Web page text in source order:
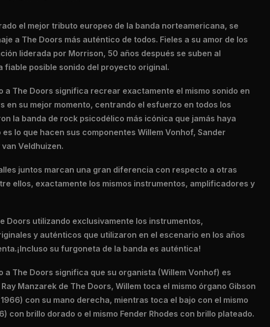
el mejor tributo europeo de la banda norteamericana, se
a The Doors más auténtico de todos. Fieles a su amor de los
liderada por Morrison, 50 años después se suben al
posible sonido del proyecto original.
a The Doors significa recrear exactamente el mismo sonido en
en su mejor momento, centrando el esfuerzo en todos los
la banda de rock psicodélico más icónica que jamás haya
lo que hacen sus componentes Willem Vonhof, Sander
Veldhuizen.
juntos marcan una gran diferencia con respecto a otras
ellos, exactamente los mismos instrumentos, amplificadores y
Doors utilizando exclusivamente los instrumentos,
y auténticos que utilizaron en el escenario en los años
su furgoneta de la banda es auténtica!
The Doors significa que su organista (Willem Vonhof) es
Manzarek de The Doors, Willem toca el mismo órgano Gibson
con su mano derecha, mientras toca el bajo con el mismo
con brillo dorado o el mismo Fender Rhodes con brillo plateado.